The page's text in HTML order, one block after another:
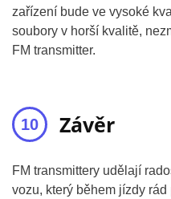
zařízení bude ve vysoké
soubory v horší kvalitě,
FM transmitter.
Závěr
FM transmittery udělají
vozu, který během jízdy